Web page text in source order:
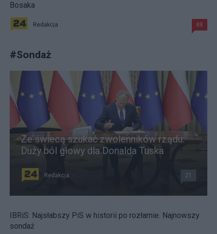
Bosaka
Redakcja 88
#Sondaż
Ze świecą szukać zwolenników rządu.
Duży ból głowy dla Donalda Tuska
Redakcja 21
IBRiS: Najsłabszy PiS w historii po rozłamie. Najnowszy
sondaż